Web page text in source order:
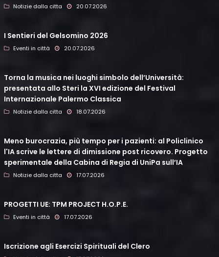
Notizie dalla citta 20.07.2026
I Sentieri del Gelsomino 2026
Eventi in città 20.07.2026
Torna la musica nei luoghi simbolo dell’Università:
presentata allo Steri la XVI edizione del Festival
Internazionale Palermo Classica
Notizie dalla citta 18.07.2026
Meno burocrazia, più tempo per i pazienti: al Policlinico
l'IA scrive le lettere di dimissione post ricovero. Progetto
sperimentale della Cabina di Regia di UniPa sull’IA
Notizie dalla citta 17.07.2026
PROGETTI UE: TPM PROJECT H.O.P.E.
Eventi in città 17.07.2026
Iscrizione agli Esercizi Spirituali del Clero